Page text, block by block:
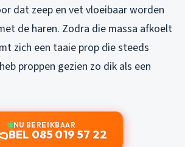
dat zeep en vet vloeibaar worden
de haren. Zodra die massa afkoelt
zich een taaie prop die steeds
proppen gezien zo dik als een
NU BEREIKBAAR
BEL 085 019 57 22